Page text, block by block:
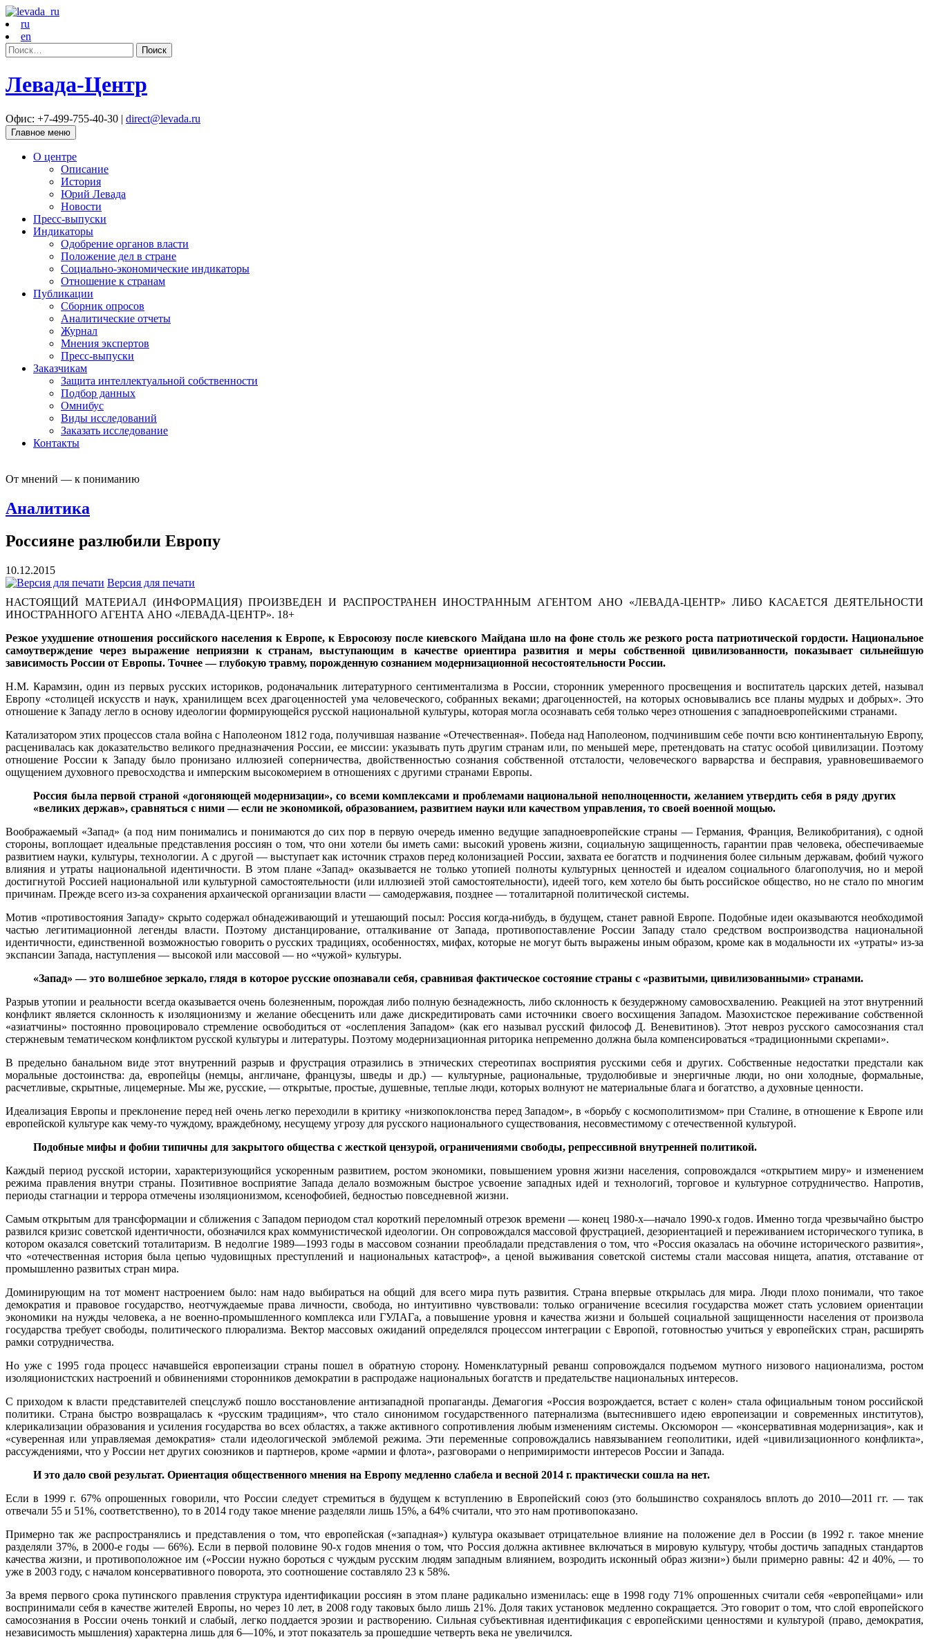
ru
en
Найти:
Левада-Центр
Офис: +7-499-755-40-30 | direct@levada.ru
Главное меню
О центре
Описание
История
Юрий Левада
Новости
Пресс-выпуски
Индикаторы
Одобрение органов власти
Положение дел в стране
Социально-экономические индикаторы
Отношение к странам
Публикации
Сборник опросов
Аналитические отчеты
Журнал
Мнения экспертов
Пресс-выпуски
Заказчикам
Защита интеллектуальной собственности
Подбор данных
Омнибус
Виды исследований
Заказать исследование
Контакты
От мнений — к пониманию
Аналитика
Россияне разлюбили Европу
10.12.2015
Версия для печати
НАСТОЯЩИЙ МАТЕРИАЛ (ИНФОРМАЦИЯ) ПРОИЗВЕДЕН И РАСПРОСТРАНЕН ИНОСТРАННЫМ АГЕНТОМ АНО «ЛЕВАДА-ЦЕНТР» ЛИБО КАСАЕТСЯ ДЕЯТЕЛЬНОСТИ
ИНОСТРАННОГО АГЕНТА АНО «ЛЕВАДА-ЦЕНТР». 18+
Резкое ухудшение отношения российского населения к Европе, к Евросоюзу после киевского Майдана шло на фоне столь же резкого роста патриотической гордости. Национальное
самоутверждение через выражение неприязни к странам, выступающим в качестве ориентира развития и меры собственной цивилизованности, показывает сильнейшую
зависимость России от Европы. Точнее — глубокую травму, порожденную сознанием модернизационной несостоятельности России.
Н.М. Карамзин, один из первых русских историков, родоначальник литературного сентиментализма в России, сторонник умеренного просвещения и воспитатель царских детей, называл
Европу «столицей искусств и наук, хранилищем всех драгоценностей ума человеческого, собранных веками; драгоценностей, на которых основывались все планы мудрых и добрых». Это
отношение к Западу легло в основу идеологии формирующейся русской национальной культуры, которая могла осознавать себя только через отношения с западноевропейскими странами.
Катализатором этих процессов стала война с Наполеоном 1812 года, получившая название «Отечественная». Победа над Наполеоном, подчинившим себе почти всю континентальную Европу,
расценивалась как доказательство великого предназначения России, ее миссии: указывать путь другим странам или, по меньшей мере, претендовать на статус особой цивилизации. Поэтому
отношение России к Западу было пронизано иллюзией соперничества, двойственностью сознания собственной отсталости, человеческого варварства и бесправия, уравновешиваемого
ощущением духовного превосходства и имперским высокомерием в отношениях с другими странами Европы.
Россия была первой страной «догоняющей модернизации», со всеми комплексами и проблемами национальной неполноценности, желанием утвердить себя в ряду других
«великих держав», сравняться с ними — если не экономикой, образованием, развитием науки или качеством управления, то своей военной мощью.
Воображаемый «Запад» (а под ним понимались и понимаются до сих пор в первую очередь именно ведущие западноевропейские страны — Германия, Франция, Великобритания), с одной
стороны, воплощает идеальные представления россиян о том, что они хотели бы иметь сами: высокий уровень жизни, социальную защищенность, гарантии прав человека, обеспечиваемые
развитием науки, культуры, технологии. А с другой — выступает как источник страхов перед колонизацией России, захвата ее богатств и подчинения более сильным державам, фобий чужого
влияния и утраты национальной идентичности. В этом плане «Запад» оказывается не только утопией полноты культурных ценностей и идеалом социального благополучия, но и мерой
достигнутой Россией национальной или культурной самостоятельности (или иллюзией этой самостоятельности), идеей того, кем хотело бы быть российское общество, но не стало по многим
причинам. Прежде всего из-за сохранения архаической организации власти — самодержавия, позднее — тоталитарной политической системы.
Мотив «противостояния Западу» скрыто содержал обнадеживающий и утешающий посыл: Россия когда-нибудь, в будущем, станет равной Европе. Подобные идеи оказываются необходимой
частью легитимационной легенды власти. Поэтому дистанцирование, отталкивание от Запада, противопоставление России Западу стало средством воспроизводства национальной
идентичности, единственной возможностью говорить о русских традициях, особенностях, мифах, которые не могут быть выражены иным образом, кроме как в модальности их «утраты» из-за
экспансии Запада, наступления — высокой или массовой — но «чужой» культуры.
«Запад» — это волшебное зеркало, глядя в которое русские опознавали себя, сравнивая фактическое состояние страны с «развитыми, цивилизованными» странами.
Разрыв утопии и реальности всегда оказывается очень болезненным, порождая либо полную безнадежность, либо склонность к безудержному самовосхвалению. Реакцией на этот внутренний
конфликт является склонность к изоляционизму и желание обесценить или даже дискредитировать сами источники своего восхищения Западом. Мазохистское переживание собственной
«азиатчины» постоянно провоцировало стремление освободиться от «ослепления Западом» (как его называл русский философ Д. Веневитинов). Этот невроз русского самосознания стал
стержневым тематическом конфликтом русской культуры и литературы. Поэтому модернизационная риторика непременно должна была компенсироваться «традиционными скрепами».
В предельно банальном виде этот внутренний разрыв и фрустрация отразились в этнических стереотипах восприятия русскими себя и других. Собственные недостатки предстали как
моральные достоинства: да, европейцы (немцы, англичане, французы, шведы и др.) — культурные, рациональные, трудолюбивые и энергичные люди, но они холодные, формальные,
расчетливые, скрытные, лицемерные. Мы же, русские, — открытые, простые, душевные, теплые люди, которых волнуют не материальные блага и богатство, а духовные ценности.
Идеализация Европы и преклонение перед ней очень легко переходили в критику «низкопоклонства перед Западом», в «борьбу с космополитизмом» при Сталине, в отношение к Европе или
европейской культуре как чему-то чуждому, враждебному, несущему угрозу для русского национального существования, несовместимому с отечественной культурой.
Подобные мифы и фобии типичны для закрытого общества с жесткой цензурой, ограничениями свободы, репрессивной внутренней политикой.
Каждый период русской истории, характеризующийся ускоренным развитием, ростом экономики, повышением уровня жизни населения, сопровождался «открытием миру» и изменением
режима правления внутри страны. Позитивное восприятие Запада делало возможным быстрое усвоение западных идей и технологий, торговое и культурное сотрудничество. Напротив,
периоды стагнации и террора отмечены изоляционизмом, ксенофобией, бедностью повседневной жизни.
Самым открытым для трансформации и сближения с Западом периодом стал короткий переломный отрезок времени — конец 1980-х—начало 1990-х годов. Именно тогда чрезвычайно быстро
развился кризис советской идентичности, обозначился крах коммунистической идеологии. Он сопровождался массовой фрустрацией, дезориентацией и переживанием исторического тупика, в
котором оказался советский тоталитаризм. В недолгие 1989—1993 годы в массовом сознании преобладали представления о том, что «Россия оказалась на обочине исторического развития»,
что «отечественная история была цепью чудовищных преступлений и национальных катастроф», а ценой выживания советской системы стали массовая нищета, апатия, отставание от
промышленно развитых стран мира.
Доминирующим на тот момент настроением было: нам надо выбираться на общий для всего мира путь развития. Страна впервые открылась для мира. Люди плохо понимали, что такое
демократия и правовое государство, неотчуждаемые права личности, свобода, но интуитивно чувствовали: только ограничение всесилия государства может стать условием ориентации
экономики на нужды человека, а не военно-промышленного комплекса или ГУЛАГа, а повышение уровня и качества жизни и большей социальной защищенности населения от произвола
государства требует свободы, политического плюрализма. Вектор массовых ожиданий определялся процессом интеграции с Европой, готовностью учиться у европейских стран, расширять
рамки сотрудничества.
Но уже с 1995 года процесс начавшейся европеизации страны пошел в обратную сторону. Номенклатурный реванш сопровождался подъемом мутного низового национализма, ростом
изоляционистских настроений и обвинениями сторонников демократии в распродаже национальных богатств и предательстве национальных интересов.
С приходом к власти представителей спецслужб пошло восстановление антизападной пропаганды. Демагогия «Россия возрождается, встает с колен» стала официальным тоном российской
политики. Страна быстро возвращалась к «русским традициям», что стало синонимом государственного патернализма (вытеснившего идею европеизации и современных институтов),
клерикализации образования и усиления государства во всех областях, а также активного сопротивления любым изменениям системы. Оксюморон — «консервативная модернизация», как и
«суверенная или управляемая демократия» стали идеологической эмблемой режима. Эти переменные сопровождались навязыванием геополитики, идей «цивилизационного конфликта»,
рассуждениями, что у России нет других союзников и партнеров, кроме «армии и флота», разговорами о непримиримости интересов России и Запада.
И это дало свой результат. Ориентация общественного мнения на Европу медленно слабела и весной 2014 г. практически сошла на нет.
Если в 1999 г. 67% опрошенных говорили, что России следует стремиться в будущем к вступлению в Европейский союз (это большинство сохранялось вплоть до 2010—2011 гг. — так
отвечали 55 и 51%, соответственно), то в 2014 году такое мнение разделяли лишь 15%, а 64% считали, что это нам противопоказано.
Примерно так же распространялись и представления о том, что европейская («западная») культура оказывает отрицательное влияние на положение дел в России (в 1992 г. такое мнение
разделяли 37%, в 2000-е годы — 66%). Если в первой половине 90-х годов мнения о том, что Россия должна активнее включаться в мировую культуру, чтобы достичь западных стандартов
качества жизни, и противоположное им («России нужно бороться с чуждым русским людям западным влиянием, возродить исконный образ жизни») были примерно равны: 42 и 40%, — то
уже в 2003 году, с началом консервативного поворота, это соотношение составляло 23 к 58%.
За время первого срока путинского правления структура идентификации россиян в этом плане радикально изменилась: еще в 1998 году 71% опрошенных считали себя «европейцами» или
воспринимали себя в качестве жителей Европы, но через 10 лет, в 2008 году таковых было лишь 21%. Доля таких установок медленно сокращается. Это говорит о том, что слой европейского
самосознания в России очень тонкий и слабый, легко поддается эрозии и растворению. Сильная субъективная идентификация с европейскими ценностями и культурой (право, демократия,
независимость мышления) характерна лишь для 6—10%, и этот показатель за прошедшие четверть века не увеличился.